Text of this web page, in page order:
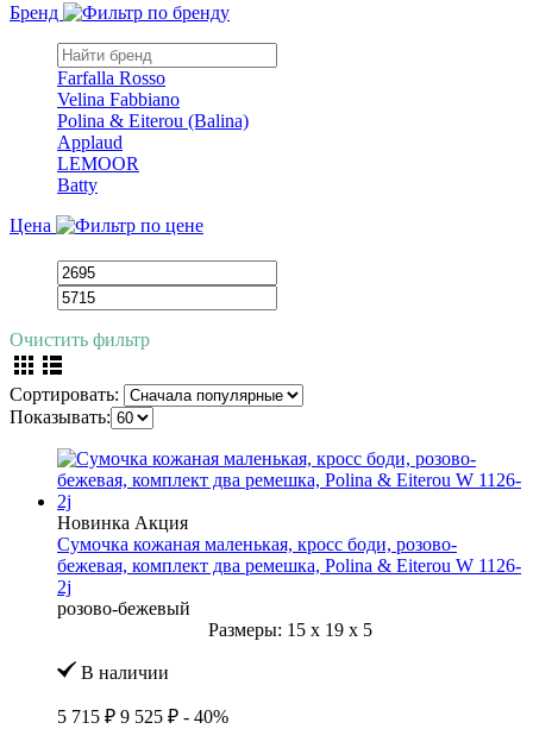
Бренд
Farfalla Rosso
Velina Fabbiano
Polina & Eiterou (Balina)
Applaud
LEMOOR
Batty
Цена
Очистить фильтр
Сортировать:
Показывать:
Новинка Акция
Сумочка кожаная маленькая, кросс боди, розово-
бежевая, комплект два ремешка, Polina & Eiterou W 1126-
2j
розово-бежевый
Размеры: 15 x 19 x 5
В наличии
5 715 ₽ 9 525 ₽ - 40%